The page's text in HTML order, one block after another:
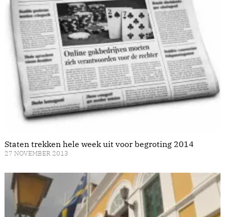
Staten trekken hele week uit voor begroting 2014
27 NOVEMBER 2013